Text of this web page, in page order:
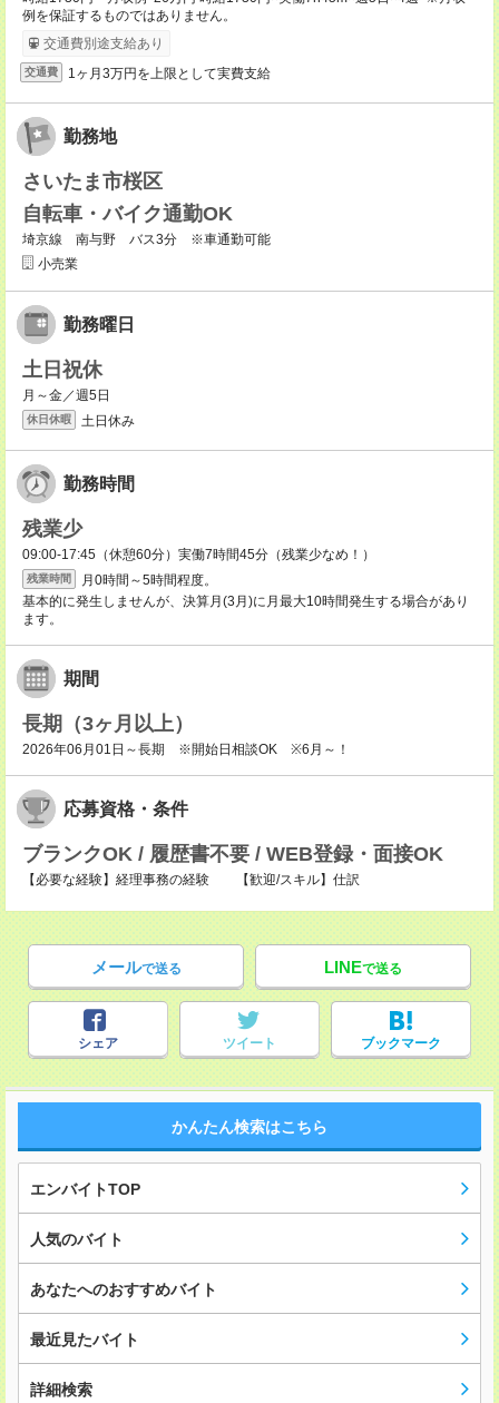
例を保証するものではありません。
交通費別途支給あり
交通費 1ヶ月3万円を上限として実費支給
勤務地
さいたま市桜区
自転車・バイク通勤OK
埼京線 南与野 バス3分 ※車通勤可能
小売業
勤務曜日
土日祝休
月～金／週5日
休日休暇 土日休み
勤務時間
残業少
09:00-17:45（休憩60分）実働7時間45分（残業少なめ！）
残業時間
月0時間～5時間程度。
基本的に発生しませんが、決算月(3月)に月最大10時間発生する場合があり
ます。
期間
長期（3ヶ月以上）
2026年06月01日～長期 ※開始日相談OK ※6月～！
応募資格・条件
ブランクOK / 履歴書不要 / WEB登録・面接OK
【必要な経験】経理事務の経験 【歓迎/スキル】仕訳
メールで送る LINEで送る
シェア ツイート ブックマーク
かんたん検索はこちら
エンバイトTOP
人気のバイト
あなたへのおすすめバイト
最近見たバイト
詳細検索